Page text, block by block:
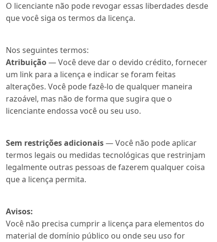
O licenciante não pode revogar essas liberdades desde
que você siga os termos da licença.
Nos seguintes termos:
Atribuição— Você deve dar o devido crédito, fornecer
um link para a licença e indicar se foram feitas
alterações. Você pode fazê-lo de qualquer maneira
razoável, mas não de forma que sugira que o
licenciante endossa você ou seu uso.
Sem restrições adicionais— Você não pode aplicar
termos legais ou medidas tecnológicas que restrinjam
legalmente outras pessoas de fazerem qualquer coisa
que a licença permita.
Avisos:
Você não precisa cumprir a licença para elementos do
material de domínio público ou onde seu uso for